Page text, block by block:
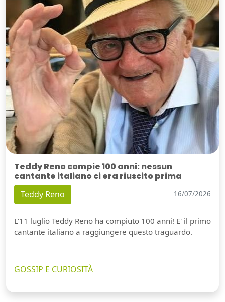
Teddy Reno compie 100 anni: nessun
cantante italiano ci era riuscito prima
Teddy Reno 16/07/2026
L'11 luglio Teddy Reno ha compiuto 100 anni! E' il primo
cantante italiano a raggiungere questo traguardo.
GOSSIP E CURIOSITÀ